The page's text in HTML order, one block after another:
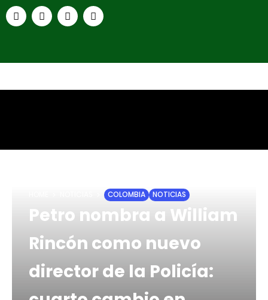
COLOMBIA NOTICIAS
Petro nombra a William
Rincón como nuevo
director de la Policía: